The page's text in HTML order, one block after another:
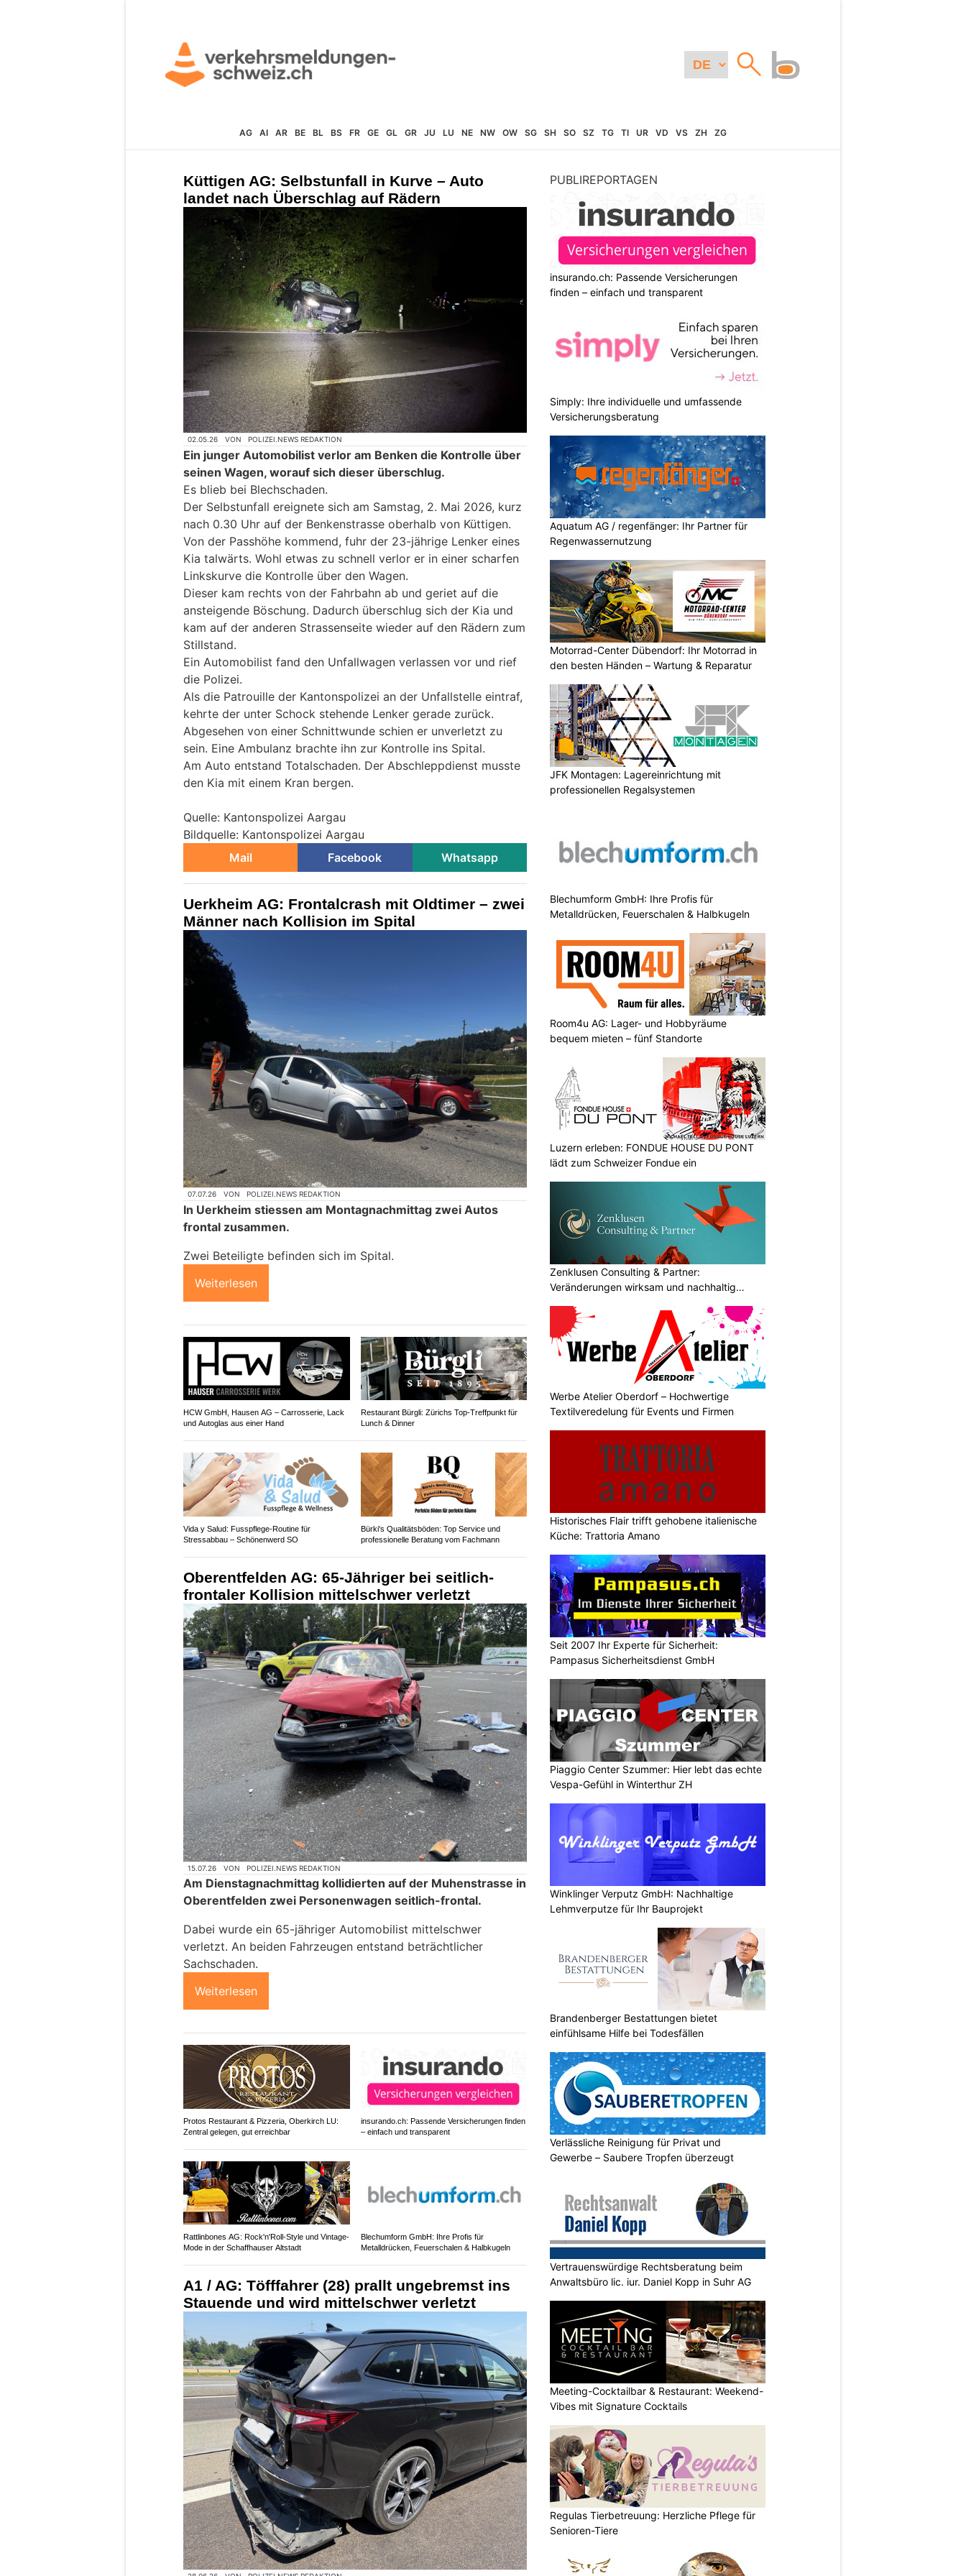
AG AI AR BE BL BS FR GE GL GR JU LU NE NW OW SG SH SO SZ TG TI UR VD VS ZH ZG
Küttigen AG: Selbstunfall in Kurve – Auto
landet nach Überschlag auf Rädern
02.05.26 VON POLIZEI.NEWS REDAKTION
Ein junger Automobilist verlor am Benken die Kontrolle über
seinen Wagen, worauf sich dieser überschlug.
Es blieb bei Blechschaden.
Der Selbstunfall ereignete sich am Samstag, 2. Mai 2026, kurz
nach 0.30 Uhr auf der Benkenstrasse oberhalb von Küttigen.
Von der Passhöhe kommend, fuhr der 23-jährige Lenker eines
Kia talwärts. Wohl etwas zu schnell verlor er in einer scharfen
Linkskurve die Kontrolle über den Wagen.
Dieser kam rechts von der Fahrbahn ab und geriet auf die
ansteigende Böschung. Dadurch überschlug sich der Kia und
kam auf der anderen Strassenseite wieder auf den Rädern zum
Stillstand.
Ein Automobilist fand den Unfallwagen verlassen vor und rief
die Polizei.
Als die Patrouille der Kantonspolizei an der Unfallstelle eintraf,
kehrte der unter Schock stehende Lenker gerade zurück.
Abgesehen von einer Schnittwunde schien er unverletzt zu
sein. Eine Ambulanz brachte ihn zur Kontrolle ins Spital.
Am Auto entstand Totalschaden. Der Abschleppdienst musste
den Kia mit einem Kran bergen.
Quelle: Kantonspolizei Aargau
Bildquelle: Kantonspolizei Aargau
Mail
Facebook Whatsapp
Uerkheim AG: Frontalcrash mit Oldtimer – zwei
Männer nach Kollision im Spital
07.07.26 VON POLIZEI.NEWS REDAKTION
In Uerkheim stiessen am Montagnachmittag zwei Autos
frontal zusammen.
Zwei Beteiligte befinden sich im Spital.
Weiterlesen
HCW GmbH, Hausen AG – Carrosserie, Lack
und Autoglas aus einer Hand
Restaurant Bürgli: Zürichs Top-Treffpunkt für
Lunch & Dinner
Vida y Salud: Fusspflege-Routine für
Stressabbau – Schönenwerd SO
Bürki's Qualitätsböden: Top Service und
professionelle Beratung vom Fachmann
Oberentfelden AG: 65-Jähriger bei seitlich-
frontaler Kollision mittelschwer verletzt
15.07.26 VON POLIZEI.NEWS REDAKTION
Am Dienstagnachmittag kollidierten auf der Muhenstrasse in
Oberentfelden zwei Personenwagen seitlich-frontal.
Dabei wurde ein 65-jähriger Automobilist mittelschwer
verletzt. An beiden Fahrzeugen entstand beträchtlicher
Sachschaden.
Weiterlesen
Protos Restaurant & Pizzeria, Oberkirch LU:
Zentral gelegen, gut erreichbar
insurando.ch: Passende Versicherungen finden
– einfach und transparent
Rattlinbones AG: Rock'n'Roll-Style und Vintage-
Mode in der Schaffhauser Altstadt
Blechumform GmbH: Ihre Profis für
Metalldrücken, Feuerschalen & Halbkugeln
A1 / AG: Töfffahrer (28) prallt ungebremst ins
Stauende und wird mittelschwer verletzt
PUBLIREPORTAGEN
insurando.ch: Passende Versicherungen
finden – einfach und transparent
Simply: Ihre individuelle und umfassende
Versicherungsberatung
Aquatum AG / regenfänger: Ihr Partner für
Regenwassernutzung
Motorrad-Center Dübendorf: Ihr Motorrad in
den besten Händen – Wartung & Reparatur
JFK Montagen: Lagereinrichtung mit
professionellen Regalsystemen
Blechumform GmbH: Ihre Profis für
Metalldrücken, Feuerschalen & Halbkugeln
Room4u AG: Lager- und Hobbyräume
bequem mieten – fünf Standorte
Luzern erleben: FONDUE HOUSE DU PONT
lädt zum Schweizer Fondue ein
Zenklusen Consulting & Partner:
Veränderungen wirksam und nachhaltig
Werbe Atelier Oberdorf – Hochwertige
Textilveredelung für Events und Firmen
Historisches Flair trifft gehobene italienische
Küche: Trattoria Amano
Seit 2007 Ihr Experte für Sicherheit:
Pampasus Sicherheitsdienst GmbH
Piaggio Center Szummer: Hier lebt das echte
Vespa-Gefühl in Winterthur ZH
Winklinger Verputz GmbH: Nachhaltige
Lehmverputze für Ihr Bauprojekt
Brandenberger Bestattungen bietet
einfühlsame Hilfe bei Todesfällen
Verlässliche Reinigung für Privat und
Gewerbe – Saubere Tropfen überzeugt
Vertrauenswürdige Rechtsberatung beim
Anwaltsbüro lic. iur. Daniel Kopp in Suhr AG
Meeting-Cocktailbar & Restaurant: Weekend-
Vibes mit Signature Cocktails
Regulas Tierbetreuung: Herzliche Pflege für
Senioren-Tiere